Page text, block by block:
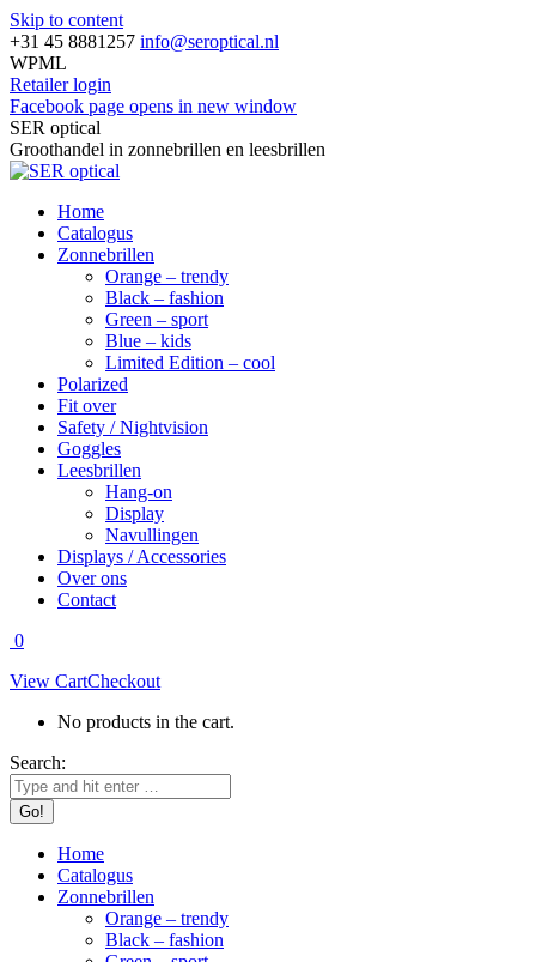
Skip to content
+31 45 8881257 info@seroptical.nl
WPML
Retailer login
Facebook page opens in new window
SER optical
Groothandel in zonnebrillen en leesbrillen
Home
Catalogus
Zonnebrillen
Orange – trendy
Black – fashion
Green – sport
Blue – kids
Limited Edition – cool
Polarized
Fit over
Safety / Nightvision
Goggles
Leesbrillen
Hang-on
Display
Navullingen
Displays / Accessories
Over ons
Contact
0
View CartCheckout
No products in the cart.
Search:
Home
Catalogus
Zonnebrillen
Orange – trendy
Black – fashion